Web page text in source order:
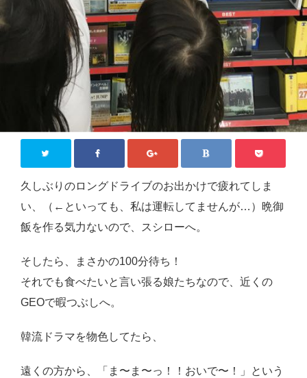
四国八十八か所めぐり
海外旅行
感想・レビュー
食品・スイーツ
ベビー・キッズ
英語教えます♪
Close
久しぶりのロングドライブのお出かけで疲れてしま
い、（←といっても、私は運転してませんが…）晩御
飯を作る気力ないので、スシローへ。
そしたら、まさかの100分待ち！
それでも食べたいと言い張る娘たちなので、近くの
GEOで暇つぶしへ。
韓流ドラマを物色してたら、
遠くの方から、「ま〜ま〜っ！！おいで〜！」という